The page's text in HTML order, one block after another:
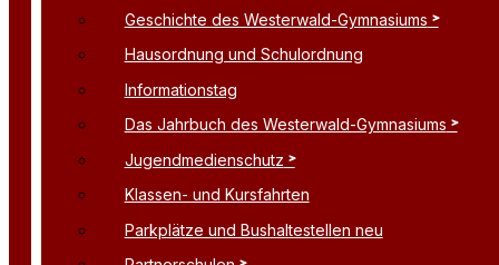
Geschichte des Westerwald-Gymnasiums
Hausordnung und Schulordnung
Informationstag
Das Jahrbuch des Westerwald-Gymnasiums
Jugendmedienschutz
Klassen- und Kursfahrten
Parkplätze und Bushaltestellen neu